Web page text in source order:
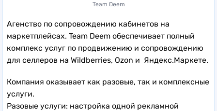
Team Deem
Агенство по сопровождению кабинетов на
маркетплейсах. Team Deem обеспечивает полный
комплекс услуг по продвижению и сопровождению
для селлеров на Wildberries, Ozon и Яндекс.Маркете.
Компания оказывает как разовые, так и комплексные
услуги.
Разовые услуги: настройка одной рекламной